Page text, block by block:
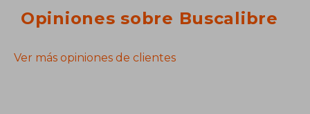
Opiniones sobre Buscalibre
Ver más opiniones de clientes